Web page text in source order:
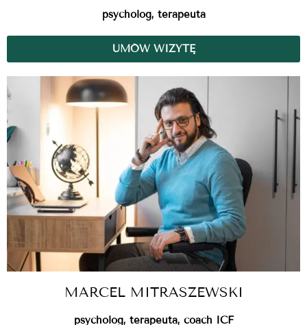
psycholog, terapeuta
UMÓW WIZYTĘ
MARCEL MITRASZEWSKI
psycholog, terapeuta, coach ICF